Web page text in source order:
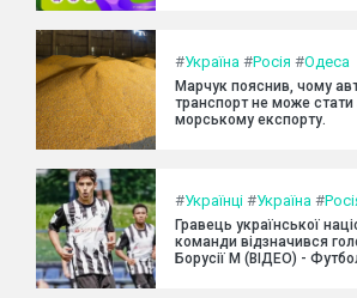
#Україна #Росія #Одеса
Марчук пояснив, чому
транспорт не може
морському експорту.
#Українці #Україна #
Гравець української
команди відзначився
Борусії М (ВІДЕО) -